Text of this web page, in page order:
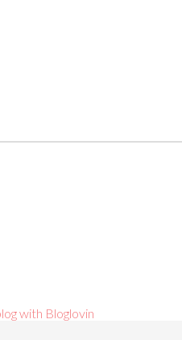
with Bloglovin